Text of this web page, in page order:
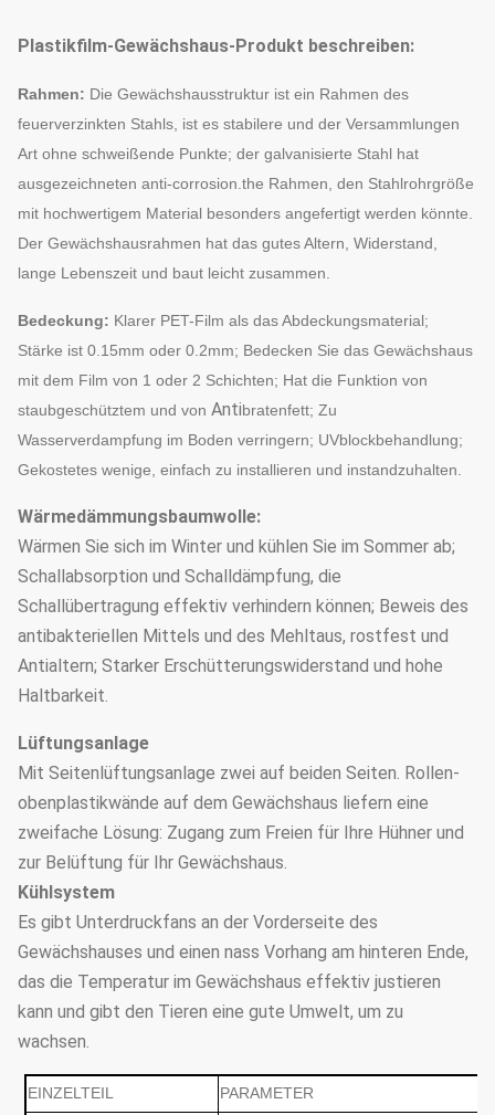
Plastikfilm-Gewächshaus-Produkt beschreiben:
Rahmen: Die Gewächshausstruktur ist ein Rahmen des
feuerverzinkten Stahls, ist es stabilere und der Versammlungen
Art ohne schweißende Punkte; der galvanisierte Stahl hat
ausgezeichneten anti-corrosion.the Rahmen, den Stahlrohrgröße
mit hochwertigem Material besonders angefertigt werden könnte.
Der Gewächshausrahmen hat das gutes Altern, Widerstand,
lange Lebenszeit und baut leicht zusammen.
Bedeckung: Klarer PET-Film als das Abdeckungsmaterial;
Stärke ist 0.15mm oder 0.2mm; Bedecken Sie das Gewächshaus
mit dem Film von 1 oder 2 Schichten; Hat die Funktion von
staubgeschütztem und von Antibratenfett; Zu
Wasserverdampfung im Boden verringern; UVblockbehandlung;
Gekostetes wenige, einfach zu installieren und instandzuhalten.
Wärmedämmungsbaumwolle:
Wärmen Sie sich im Winter und kühlen Sie im Sommer ab;
Schallabsorption und Schalldämpfung, die
Schallübertragung effektiv verhindern können; Beweis des
antibakteriellen Mittels und des Mehltaus, rostfest und
Antialtern; Starker Erschütterungswiderstand und hohe
Haltbarkeit.
Lüftungsanlage
Mit Seitenlüftungsanlage zwei auf beiden Seiten. Rollen-
obenplastikwände auf dem Gewächshaus liefern eine
zweifache Lösung: Zugang zum Freien für Ihre Hühner und
zur Belüftung für Ihr Gewächshaus.
Kühlsystem
Es gibt Unterdruckfans an der Vorderseite des
Gewächshauses und einen nass Vorhang am hinteren Ende,
das die Temperatur im Gewächshaus effektiv justieren
kann und gibt den Tieren eine gute Umwelt, um zu
wachsen.
EINZELTEIL PARAMETER